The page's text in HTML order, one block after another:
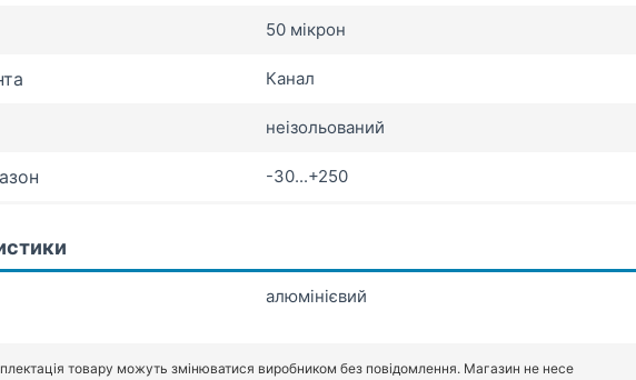
50 мікрон
Канал
неізольований
-30...+250
алюмінієвий
товару можуть змінюватися виробником без повідомлення. Магазин не несе